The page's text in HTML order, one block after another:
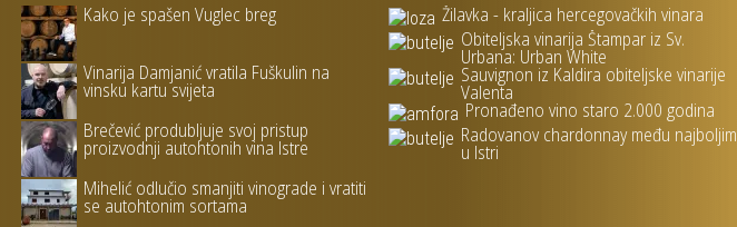
Kako je spašen Vuglec breg
Vinarija Damjanić vratila Fuškulin na
vinsku kartu svijeta
Brečević produbljuje svoj pristup
proizvodnji autohtonih vina Istre
Mihelić odlučio smanjiti vinograde i vratiti
se autohtonim sortama
Žilavka - kraljica hercegovačkih vinara
Obiteljska vinarija Štampar iz Sv.
Urbana: Urban White
Sauvignon iz Kaldira obiteljske vinarije
Valenta
Pronađeno vino staro 2.000 godina
Radovanov chardonnay među najboljim
u Istri